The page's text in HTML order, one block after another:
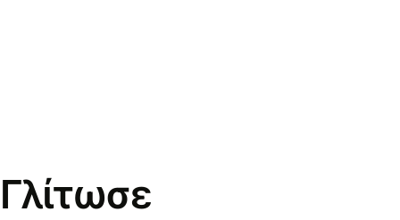
Γλίτωσε